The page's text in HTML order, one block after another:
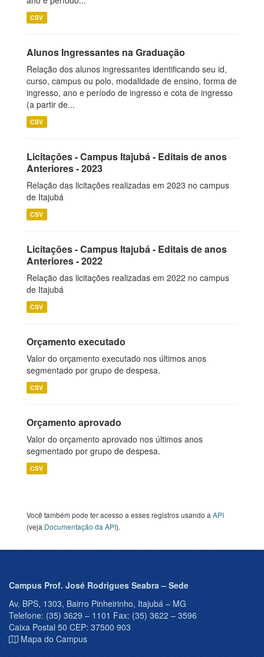
CSV
Alunos Ingressantes na Graduação
Relação dos alunos ingressantes identificando seu id,
curso, campus ou polo, modalidade de ensino, forma de
ingresso, ano e período de ingresso e cota de ingresso
(a partir de...
CSV
Licitações - Campus Itajubá - Editais de anos
Anteriores - 2023
Relação das licitações realizadas em 2023 no campus
de Itajubá
CSV
Licitações - Campus Itajubá - Editais de anos
Anteriores - 2022
Relação das licitações realizadas em 2022 no campus
de Itajubá
CSV
Orçamento executado
Valor do orçamento executado nos últimos anos
segmentado por grupo de despesa.
CSV
Orçamento aprovado
Valor do orçamento aprovado nos últimos anos
segmentado por grupo de despesa.
CSV
Você também pode ter acesso a esses registros usando a API
(veja Documentação da API).
Campus Prof. José Rodrigues Seabra – Sede
Av. BPS, 1303, Bairro Pinheirinho, Itajubá – MG
Telefone: (35) 3629 – 1101 Fax: (35) 3622 – 3596
Caixa Postal 50 CEP: 37500 903
Mapa do Campus